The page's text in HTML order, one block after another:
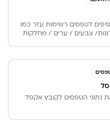
לטפסים רשימות עזר כמו
צבעים / ערים / מחלקות
של מקומות באותו טופס
נתוני הטפסים לקובץ אקסל